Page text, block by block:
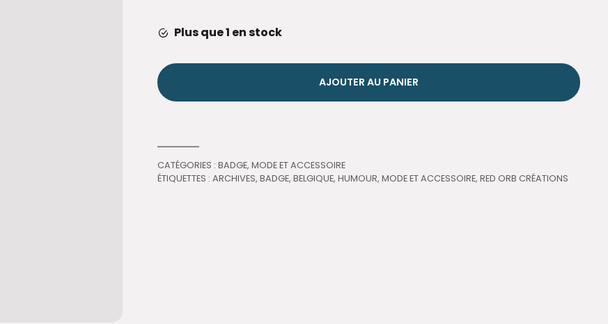
Plus que 1 en stock
AJOUTER AU PANIER
CATÉGORIES :BADGE,MODE ET ACCESSOIRE
ÉTIQUETTES :ARCHIVES,BADGE,BELGIQUE,HUMOUR,MODE ET ACCESSOIRE,RED ORB CRÉATIONS